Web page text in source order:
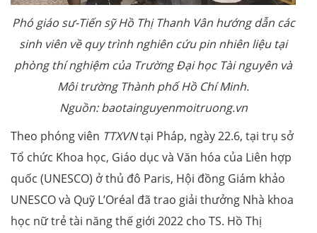
Phó giáo sư-Tiến sỹ Hồ Thị Thanh Vân hướng dẫn các
sinh viên về quy trình nghiên cứu pin nhiên liệu tại
phòng thí nghiệm của Trường Đại học Tài nguyên và
Môi trường Thành phố Hồ Chí Minh.
Nguồn: baotainguyenmoitruong.vn
Theo phóng viên TTXVNtại Pháp, ngày 22.6, tại trụ sở
Tổ chức Khoa học, Giáo dục và Văn hóa của Liên hợp
quốc (UNESCO) ở thủ đô Paris, Hội đồng Giám khảo
UNESCO và Quỹ L’Oréal đã trao giải thưởng Nhà khoa
học nữ trẻ tài năng thế giới 2022 cho TS. Hồ Thị